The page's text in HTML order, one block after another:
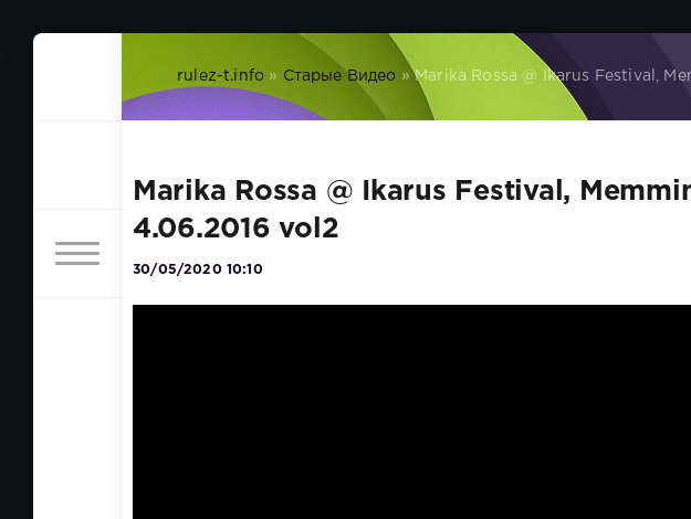
rulez-t.info » Старые Видео » Marika Rossa @ Ikarus Festival,
Marika Rossa @ Ikarus Festival,
4.06.2016 vol2
30/05/2020 10:10